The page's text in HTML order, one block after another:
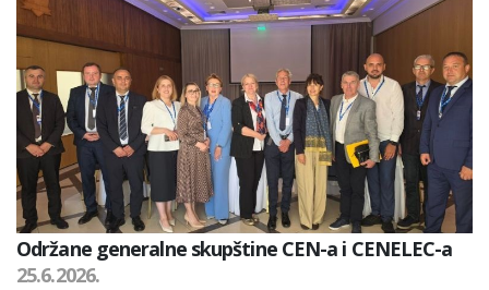
Održane generalne skupštine CEN-a i CENELEC-a
25.6.2026.